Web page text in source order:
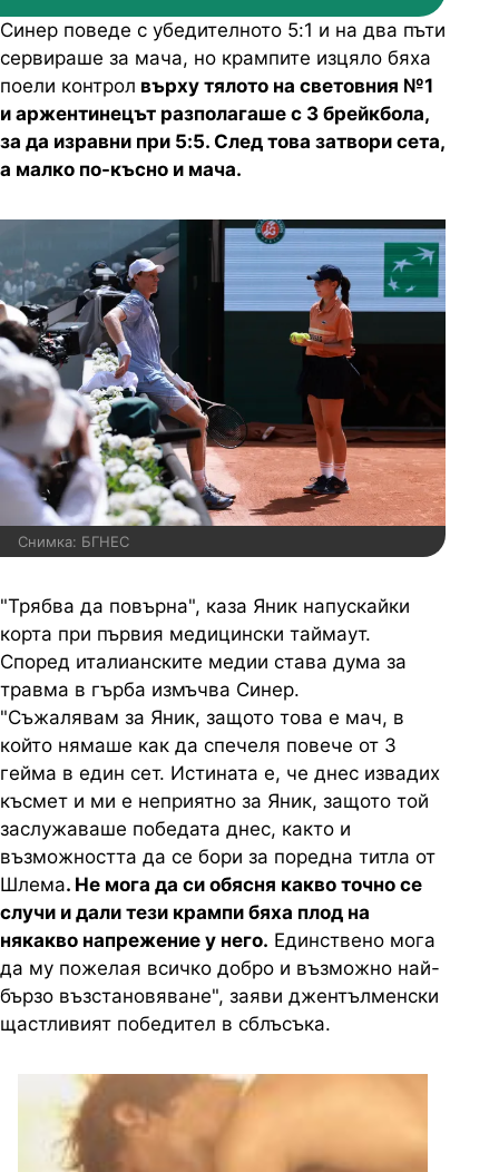
Синер поведе с убедителното 5:1 и на два пъти
сервираше за мача, но крампите изцяло бяха
поели контрол върху тялото на световния №1
и аржентинецът разполагаше с 3 брейкбола,
за да изравни при 5:5. След това затвори сета,
а малко по-късно и мача.
Снимка: БГНЕС
"Трябва да повърна", каза Яник напускайки
корта при първия медицински таймаут.
Според италианските медии става дума за
травма в гърба измъчва Синер.
"Съжалявам за Яник, защото това е мач, в
който нямаше как да спечеля повече от 3
гейма в един сет. Истината е, че днес извадих
късмет и ми е неприятно за Яник, защото той
заслужаваше победата днес, както и
възможността да се бори за поредна титла от
Шлема. Не мога да си обясня какво точно се
случи и дали тези крампи бяха плод на
някакво напрежение у него. Единствено мога
да му пожелая всичко добро и възможно най-
бързо възстановяване", заяви джентълменски
щастливият победител в сблъсъка.